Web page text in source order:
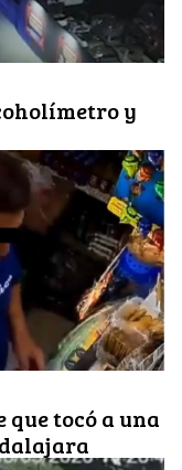
y
que tocó a una